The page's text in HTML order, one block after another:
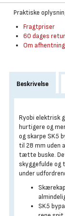
Praktiske
Fragtpriser
60 dages
Om afhentning
Beskrivelse
Ryobi elektrisk
hurtigere og
og skarpe SK5
til 28 mm
tætte buske.
skyggefulde
under
SK5